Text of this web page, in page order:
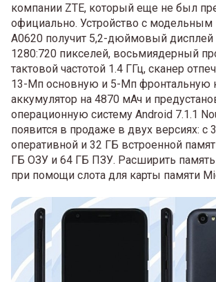
компании ZTE, который еще не был
официально. Устройство с
A0620 получит 5,2-дюймовый
1280:720 пикселей, восьмиядерный
тактовой частотой 1.4 ГГц, сканер
13-Мп основную и 5-Мп фронтальную
аккумулятор на 4870 мАч и
операционную систему Android 7.1.1
появится в продаже в двух версиях: с
оперативной и 32 ГБ встроенной
ГБ ОЗУ и 64 ГБ ПЗУ. Расширить
при помощи слота для карты памяти